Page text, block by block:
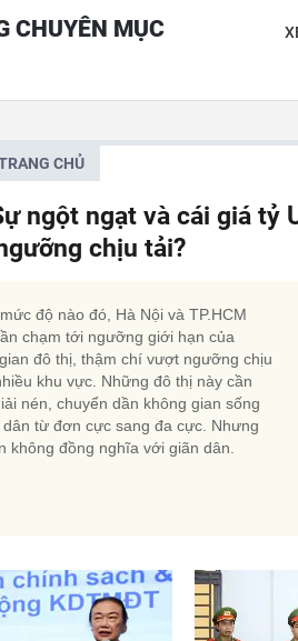
CHUYÊN MỤC
CHỦ
ngột ngạt và cái giá tỷ
chịu tải?
độ nào đó, Hà Nội và TP.HCM
chạm tới ngưỡng giới hạn của
đô thị, thậm chí vượt ngưỡng chịu
khu vực. Những đô thị này cần
nén, chuyển dần không gian sống
từ đơn cực sang đa cực. Nhưng
không đồng nghĩa với giãn dân.